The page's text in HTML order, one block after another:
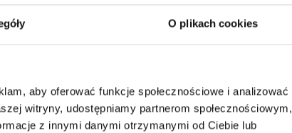
O plikach cookies
aby oferować funkcje społecznościowe i analizować
witryny, udostępniamy partnerom społecznościowym,
z innymi danymi otrzymanymi od Ciebie lub